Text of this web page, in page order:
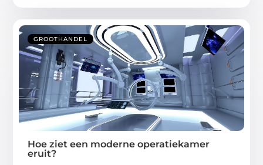
GROOTHANDEL
Hoe ziet een moderne operatiekamer
eruit?